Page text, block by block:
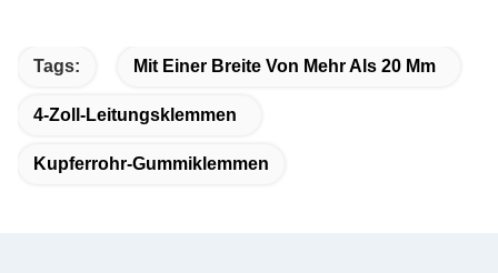
Tags: Mit Einer Breite Von Mehr Als 20 Mm
4-Zoll-Leitungsklemmen
Kupferrohr-Gummiklemmen